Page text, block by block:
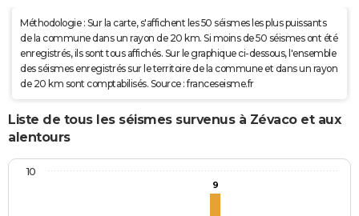
Méthodologie : Sur la carte, s'affichent les 50 séismes les plus puissants
de la commune dans un rayon de 20 km. Si moins de 50 séismes ont été
enregistrés, ils sont tous affichés. Sur le graphique ci-dessous, l'ensemble
des séismes enregistrés sur le territoire de la commune et dans un rayon
de 20 km sont comptabilisés. Source : franceseisme.fr
Liste de tous les séismes survenus à Zévaco et aux
alentours
9
10